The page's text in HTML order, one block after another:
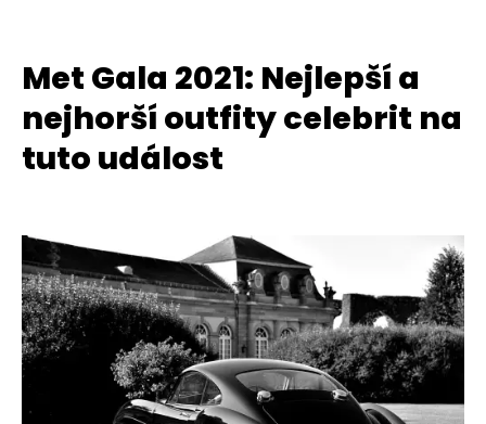
Met Gala 2021: Nejlepší a
nejhorší outfity celebrit na
tuto událost